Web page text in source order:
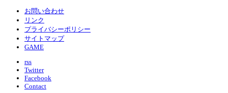
お問い合わせ
リンク
プライバシーポリシー
サイトマップ
GAME
rss
Twitter
Facebook
Contact